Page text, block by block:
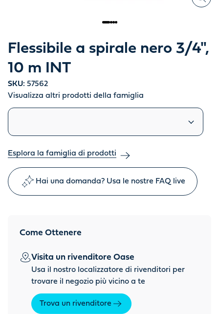
Flessibile a spirale nero 3/4",
10 m INT
SKU: 57562
Visualizza altri prodotti della famiglia
Prodotti simili
Esplora la famiglia di prodotti
Hai una domanda? Usa le nostre FAQ live
Come Ottenere
Visita un rivenditore Oase
Usa il nostro localizzatore di rivenditori per
trovare il negozio più vicino a te
Trova un rivenditore